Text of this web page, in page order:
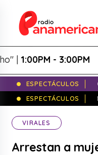
1:00PM - 3:00PM
ESPECTÁCULOS
ESPECTÁCULOS
VIRALES
Arrestan a